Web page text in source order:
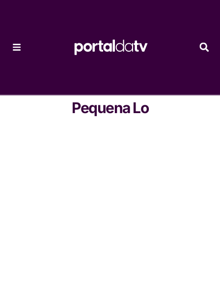
Pequena Lo